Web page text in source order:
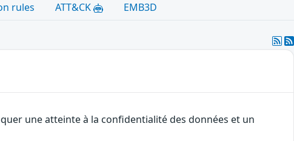
rules ATT&CK EMB3D
une atteinte à la confidentialité des données et un